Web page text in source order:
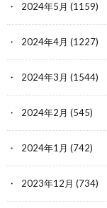
2024年5月 (1159)
2024年4月 (1227)
2024年3月 (1544)
2024年2月 (545)
2024年1月 (742)
2023年12月 (734)